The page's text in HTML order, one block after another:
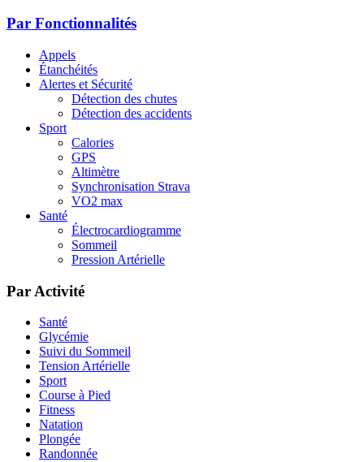
Par Fonctionnalités
Appels
Étanchéités
Alertes et Sécurité
Détection des chutes
Détection des accidents
Sport
Calories
GPS
Altimètre
Synchronisation Strava
VO2 max
Santé
Électrocardiogramme
Sommeil
Pression Artérielle
Par Activité
Santé
Glycémie
Suivi du Sommeil
Tension Artérielle
Sport
Course à Pied
Fitness
Natation
Plongée
Randonnée